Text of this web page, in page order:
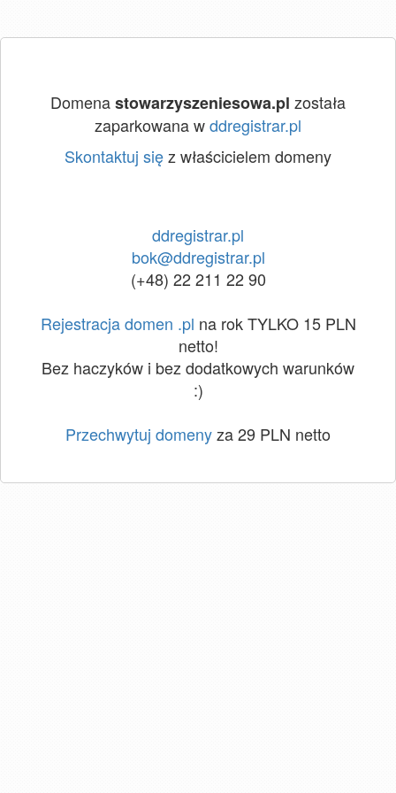
Domenastowarzyszeniesowa.pl została
zaparkowana wddregistrar.pl
Skontaktuj sięz właścicielem domeny
ddregistrar.pl
bok@ddregistrar.pl
(+48) 22 211 22 90
Rejestracja domen .pl na rok TYLKO 15 PLN
netto!
Bez haczyków i bez dodatkowych warunków
:)
Przechwytuj domenyza 29 PLN netto